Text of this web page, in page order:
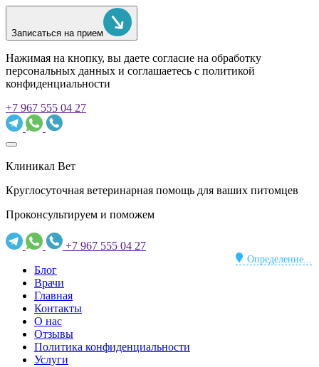
Записаться на прием
Нажимая на кнопку, вы даете согласие на обработку
персональных данных и соглашаетесь c политикой
конфиденциальности
+7 967 555 04 27
Клиникал Вет
Круглосуточная ветеринарная помощь для ваших питомцев
Проконсультируем и поможем
+7 967 555 04 27
Определение...
Блог
Врачи
Главная
Контакты
О нас
Отзывы
Политика конфиденциальности
Услуги